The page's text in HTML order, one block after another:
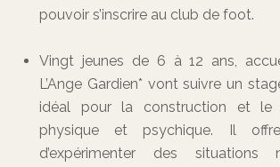
pouvoir s’inscrire au club de foot.
Vingt jeunes de 6 à 12 ans,
L’Ange Gardien* vont suivre un
idéal pour la construction et le
physique et psychique. Il
d’expérimenter des situations